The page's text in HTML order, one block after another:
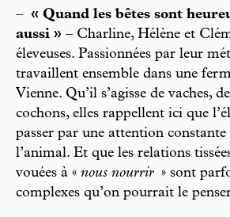
–
« Quand les bêtes sont
aussi » – Charline, Hélène et
éleveuses. Passionnées par leur
travaillent ensemble dans une
Vienne. Qu’il s’agisse de vaches,
cochons, elles rappellent ici que
passer par une attention
l’animal. Et que les relations
vouées à « nous nourrir » sont
complexes qu’on pourrait le